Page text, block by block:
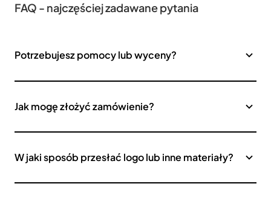
FAQ - najczęściej zadawane pytania
Potrzebujesz pomocy lub wyceny?
Jak mogę złożyć zamówienie?
W jaki sposób przesłać logo lub inne materiały?